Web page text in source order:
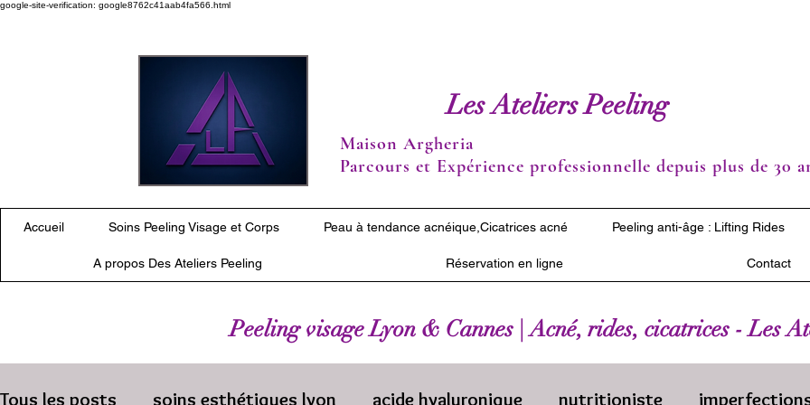
google-site-verification: google8762c41aab4fa566.html
Les Ateliers Peeling
Maison Argheria
Parcours et Expérience professionnelle depuis plus de 30
Accueil Soins Peeling Visage et Corps Peau à tendance acnéique,Cicatrices acné Peeling anti-âge : Lifting Rides
A propos Des Ateliers Peeling Réservation en ligne Contact
Peeling visage Lyon & Cannes | Acné, rides, cicatrices - Les
Tous les posts soins esthétiques lyon acide hyaluronique nutritioniste